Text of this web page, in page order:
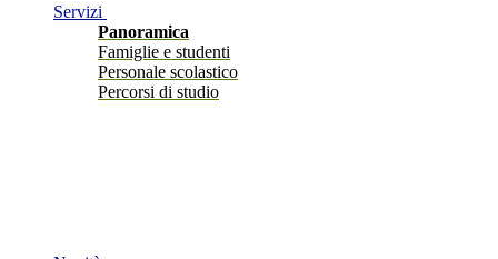
Servizi
Panoramica
Famiglie e studenti
Personale scolastico
Percorsi di studio